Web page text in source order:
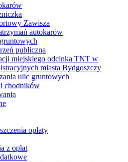
Zawisza
autokarów
publiczna
miejskiego odcinka TNT w
miasta Bydgoszczy
ulic gruntowych
chodników
opłaty
z opłat